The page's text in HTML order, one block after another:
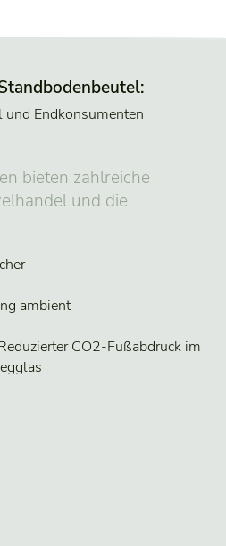
Endkonsumenten
bieten zahlreiche
und die
ambient
CO2-Fußabdruck im